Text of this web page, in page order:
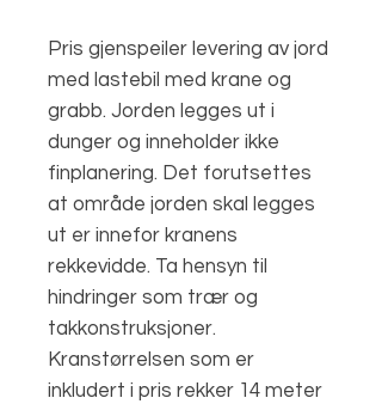
Pris gjenspeiler levering av jord
med lastebil med krane og
grabb. Jorden legges ut i
dunger og inneholder ikke
finplanering. Det forutsettes
at område jorden skal legges
ut er innefor kranens
rekkevidde. Ta hensyn til
hindringer som trær og
takkonstruksjoner.
Kranstørrelsen som er
inkludert i pris rekker 14 meter